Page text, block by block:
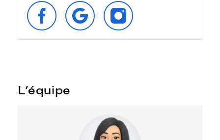
SUIVEZ‑NOUS
SUR
FACEBOOK
RETROUVEZ‑NOUS
SUR
GOOGLE
SUIVEZ‑NOUS
SUR
INSTAGRAM
L’équipe